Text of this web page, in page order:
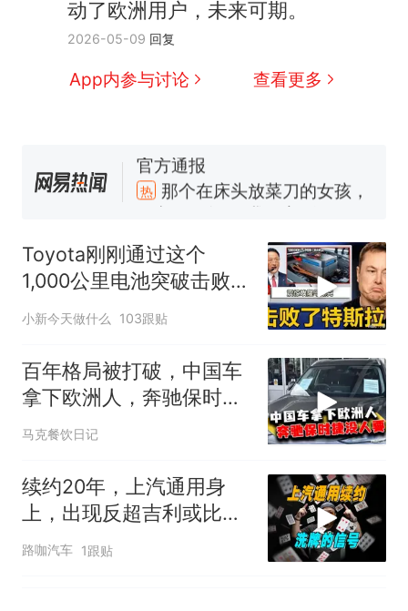
动了欧洲用户，未来可期。
2026-05-09 回复
App内参与讨论 查看更多
热
那个在床头放菜刀的女孩，
因老师一句“跟我回家”改写了
交5060元才肯搬上楼！女子傻
眼了……
费大厨“全国小炒肉大王”称
号，仅凭视频评出？中国烹饪
协会回应
台风"白海豚"中心附近最大风
佛山一中学招聘物理教师，笔
试前13名均遭淘汰？教育局：
已叫停招聘，成立调查组全面
笔试第一被第二名传话劝弃考
因老师一句“跟我回家”改写了
人生
Toyota刚刚通过这个
1,000公里电池突破击败了
特斯拉！
小新今天做什么 103跟贴
百年格局被打破，中国车
拿下欧洲人，奔驰保时捷
现在没人要了？
马克餐饮日记
续约20年，上汽通用身
上，出现反超吉利或比亚
迪的机会？
路咖汽车 1跟贴